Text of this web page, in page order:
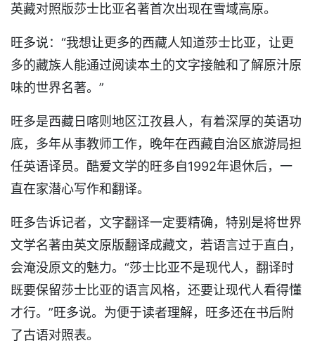
英藏对照版莎士比亚名著首次出现在雪域高原。
旺多说：“我想让更多的西藏人知道莎士比亚，让更
多的藏族人能通过阅读本土的文字接触和了解原汁原
味的世界名著。”
旺多是西藏日喀则地区江孜县人，有着深厚的英语功
底，多年从事教师工作，晚年在西藏自治区旅游局担
任英语译员。酷爱文学的旺多自1992年退休后，一
直在家潜心写作和翻译。
旺多告诉记者，文字翻译一定要精确，特别是将世界
文学名著由英文原版翻译成藏文，若语言过于直白，
会淹没原文的魅力。“莎士比亚不是现代人，翻译时
既要保留莎士比亚的语言风格，还要让现代人看得懂
才行。”旺多说。为便于读者理解，旺多还在书后附
了古语对照表。